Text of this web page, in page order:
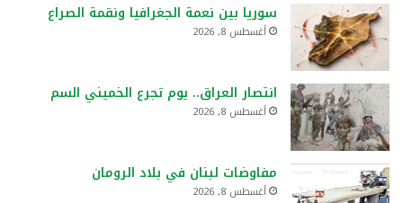
ن
سوريا بين نعمة الجغرافيا ونقمة الصراع
أغسطس 8, 2026
انتصار العراق.. يوم تجرع الخميني السم
أغسطس 8, 2026
مفاوضات لبنان في بلاد الرومان
أغسطس 8, 2026